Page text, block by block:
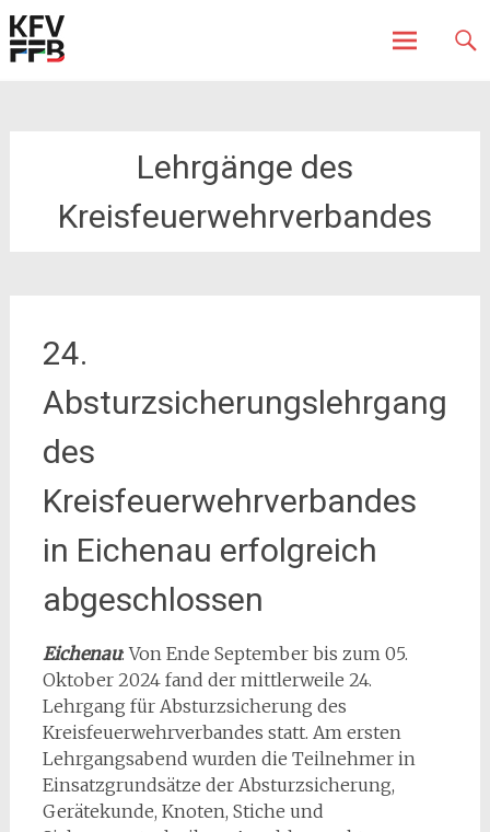
Lehrgänge des
Kreisfeuerwehrverbandes
24.
Absturzsicherungslehrgang
des
Kreisfeuerwehrverbandes
in Eichenau erfolgreich
abgeschlossen
Eichenau: Von Ende September bis zum 05.
Oktober 2024 fand der mittlerweile 24.
Lehrgang für Absturzsicherung des
Kreisfeuerwehrverbandes statt. Am ersten
Lehrgangsabend wurden die Teilnehmer in
Einsatzgrundsätze der Absturzsicherung,
Gerätekunde, Knoten, Stiche und